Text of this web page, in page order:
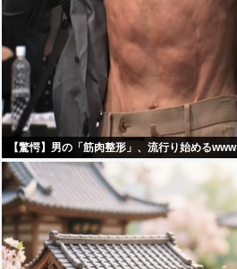
【驚愕】男の「筋肉整形」、流行り始めるwww